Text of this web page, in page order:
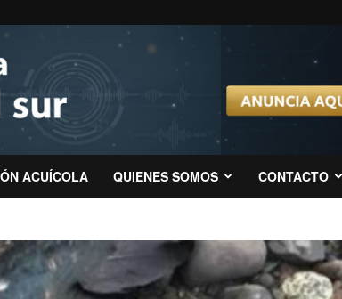
ACUÍCOLA QUIENES SOMOS CONTACTO